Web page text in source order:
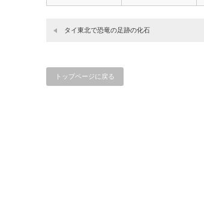
援…
タイ東北で恐竜の足跡の化石
トップページに戻る